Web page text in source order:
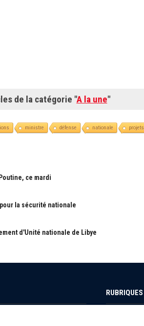
de la catégorie "A la une"
ministre défense nationale projets
ce mardi
la sécurité nationale
d'Unité nationale de Libye
RUBRIQUES